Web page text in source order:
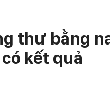
thư bằng
kết quả